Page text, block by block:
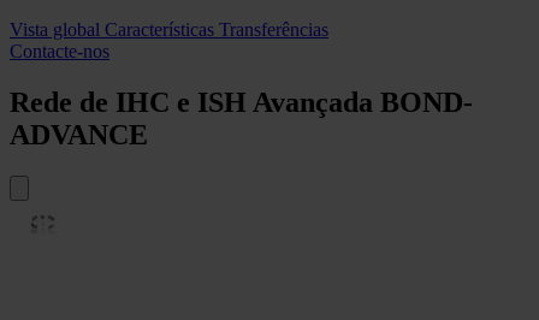
Vista global Características Transferências
Contacte-nos
Rede de IHC e ISH Avançada BOND-
ADVANCE